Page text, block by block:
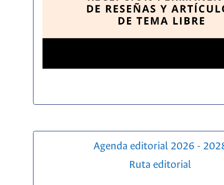
Agenda editorial 2026 -
Ruta editorial